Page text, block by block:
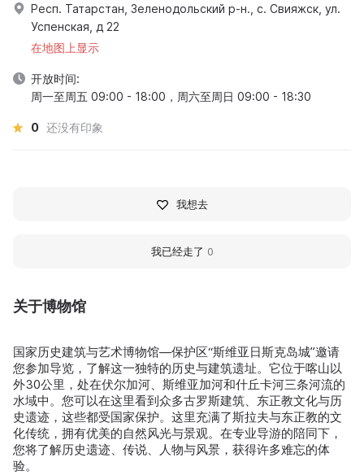
关于博物馆
国家历史建筑与艺术博物馆—保护区“斯维亚日斯克岛城”邀请
您参加导览，了解这一独特的历史与建筑遗址。它位于喀山以
外30公里，处在伏尔加河、斯维亚加河和什丘卡河三条河流的
水域中。您可以在这里看到众多古罗斯建筑、东正教文化与历
史遗迹，这些都受国家保护。这里充满了斯拉夫与东正教的文
化传统，拥有优美的自然风光与景观。在专业导游的陪同下，
您将了解历史遗迹、传说、人物与风景，获得许多难忘的体
验。
Респ. Татарстан, Зеленодольский р-н., с. Свияжск, ул.
Успенская, д 22
在地图上显示
开放时间:
周一至周五 09:00 - 18:00，周六至周日 09:00 - 18:30
0 还没有印象
我想去
我已经走了 0